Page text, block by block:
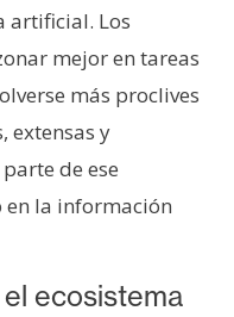
artificial. Los
mejor en tareas
más proclives
extensas y
de ese
en la información
ecosistema